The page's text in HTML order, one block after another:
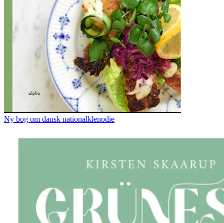
Ny bog om dansk nationalklenodie